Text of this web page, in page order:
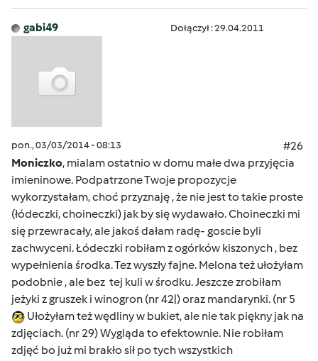
gabi49 Dołączył : 29.04.2011
pon., 03/03/2014 - 08:13
#26
Moniczko, mialam ostatnio w domu małe dwa przyjęcia
imieninowe. Podpatrzone Twoje propozycje
wykorzystałam, choć przyznaję , że nie jest to takie proste
(łódeczki, choineczki) jak by się wydawało. Choineczki mi
się przewracały, ale jakoś dałam radę- goscie byli
zachwyceni. Łódeczki robiłam z ogórków kiszonych , bez
wypełnienia środka. Tez wyszły fajne. Melona też ułożyłam
podobnie , ale bez tej kuli w środku. Jeszcze zrobiłam
jeżyki z gruszek i winogron (nr 42|) oraz mandarynki. (nr 5
Ułożyłam też wędliny w bukiet, ale nie tak piękny jak na
zdjęciach. (nr 29) Wygląda to efektownie. Nie robiłam
zdjęć bo już mi brakło sił po tych wszystkich